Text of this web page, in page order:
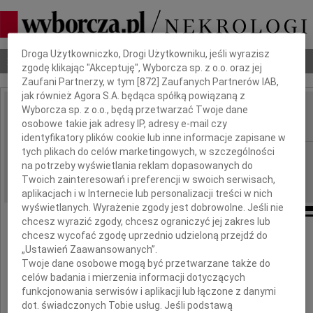
Nekrologi Odeszli Poradnik pogrzebowy
IMIĘ I NAZWISKO: Andrzej Błaszczyk
REGION: Opole
DATA EMISJI: 04.06.2021
Dnia 31 maja 2021 r. zmarł w wieku 72 lat
Dbamy o Twoją prywatność
Droga Użytkowniczko, Drogi Użytkowniku, jeśli wyrazisz
zgodę klikając "Akceptuję", Wyborcza sp. z o.o. oraz jej
Zaufani Partnerzy, w tym [872 ] Zaufanych Partnerów IAB,
jak również Agora S.A. będąca spółką powiązaną z
Wyborcza sp. z o.o., będą przetwarzać Twoje dane
osobowe takie jak adresy IP, adresy e-mail czy
identyfikatory plików cookie lub inne informacje zapisane w
tych plikach do celów marketingowych, w szczególności
na potrzeby wyświetlania reklam dopasowanych do
Twoich zainteresowań i preferencji w swoich serwisach,
aplikacjach i w Internecie lub personalizacji treści w nich
wyświetlanych. Wyrażenie zgody jest dobrowolne. Jeśli nie
chcesz wyrazić zgody, chcesz ograniczyć jej zakres lub
chcesz wycofać zgodę uprzednio udzieloną przejdź do
„Ustawień Zaawansowanych”.
Twoje dane osobowe mogą być przetwarzane także do
celów badania i mierzenia informacji dotyczących
funkcjonowania serwisów i aplikacji lub łączone z danymi
dot. świadczonych Tobie usług. Jeśli podstawą